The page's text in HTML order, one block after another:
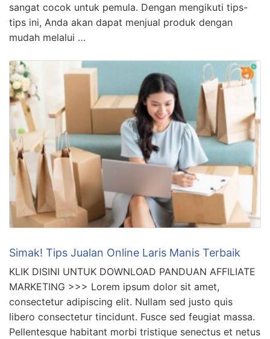
sangat cocok untuk pemula. Dengan mengikuti tips-
tips ini, Anda akan dapat menjual produk dengan
mudah melalui …
Simak! Tips Jualan Online Laris Manis Terbaik
KLIK DISINI UNTUK DOWNLOAD PANDUAN AFFILIATE
MARKETING >>> Lorem ipsum dolor sit amet,
consectetur adipiscing elit. Nullam sed justo quis
libero consectetur tincidunt. Fusce sed feugiat massa.
Pellentesque habitant morbi tristique senectus et netus